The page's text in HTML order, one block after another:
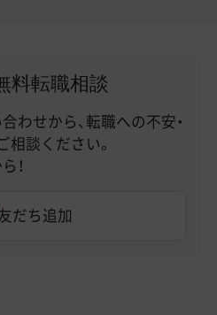
料転職相談
わせから、転職への不安・
相談ください。
！
だち追加